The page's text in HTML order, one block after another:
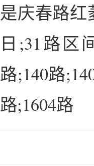
是庆春路红
日;31路区
路;140路
路;1604路